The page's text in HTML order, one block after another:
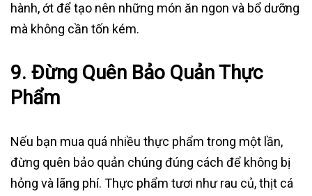
hành, ớt để tạo nên những món ăn ngon và bổ dưỡng
mà không cần tốn kém.
9. Đừng Quên Bảo Quản Thực
Phẩm
Nếu bạn mua quá nhiều thực phẩm trong một lần,
đừng quên bảo quản chúng đúng cách để không bị
hỏng và lãng phí. Thực phẩm tươi như rau củ, thịt cá